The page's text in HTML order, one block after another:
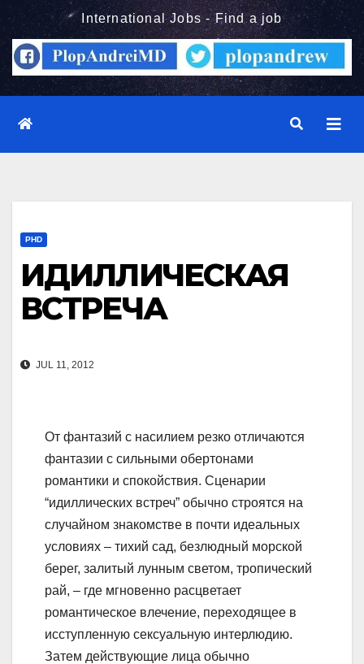
International Jobs - Find a job
PHD
ИДИЛЛИЧЕСКАЯ
ВСТРЕЧА
JUL 11, 2012
От фантазий с насилием резко отличаются
фантазии с сильными обертонами
романтики и спокойствия. Сценарии
“идиллических встреч” обычно строятся на
случайном знакомстве в почти идеальных
условиях – тихий сад, безлюдный морской
берег, залитый лунным светом, тропический
рай, – где мгновенно расцветает
романтическое влечение, переходящее в
исступленную сексуальную интерлюдию.
Затем действующие лица обычно